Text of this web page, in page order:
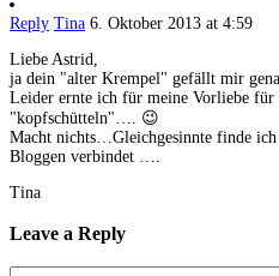
Reply Tina 6. Oktober 2013 at 4:59
Liebe Astrid,
ja dein "alter Krempel" gefällt mir
Leider ernte ich für meine Vorliebe für
"kopfschütteln"…. 😉
Macht nichts…Gleichgesinnte finde
Bloggen verbindet ….
Tina
Leave a Reply